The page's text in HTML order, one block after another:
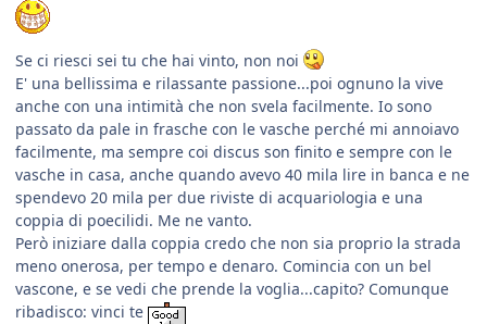
Se ci riesci sei tu che hai vinto, non noi
E' una bellissima e rilassante passione...poi ognuno la vive
anche con una intimità che non svela facilmente. Io sono
passato da pale in frasche con le vasche perché mi annoiavo
facilmente, ma sempre coi discus son finito e sempre con le
vasche in casa, anche quando avevo 40 mila lire in banca e ne
spendevo 20 mila per due riviste di acquariologia e una
coppia di poecilidi. Me ne vanto.
Però iniziare dalla coppia credo che non sia proprio la strada
meno onerosa, per tempo e denaro. Comincia con un bel
vascone, e se vedi che prende la voglia...capito? Comunque
ribadisco: vinci te